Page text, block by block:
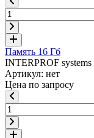
Память 16 Гб
INTERPROF systems
Артикул: нет
Цена по запросу